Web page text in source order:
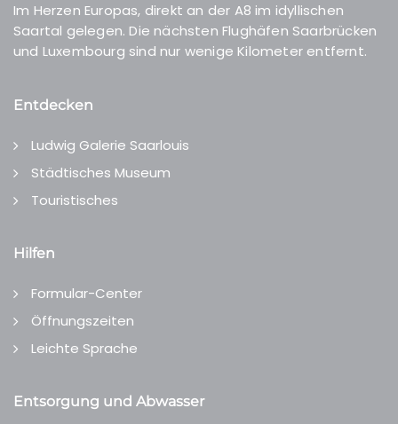
Im Herzen Europas, direkt an der A8 im idyllischen
Saartal gelegen. Die nächsten Flughäfen Saarbrücken
und Luxembourg sind nur wenige Kilometer entfernt.
Entdecken
Ludwig Galerie Saarlouis
Städtisches Museum
Touristisches
Hilfen
Formular-Center
Öffnungszeiten
Leichte Sprache
Entsorgung und Abwasser